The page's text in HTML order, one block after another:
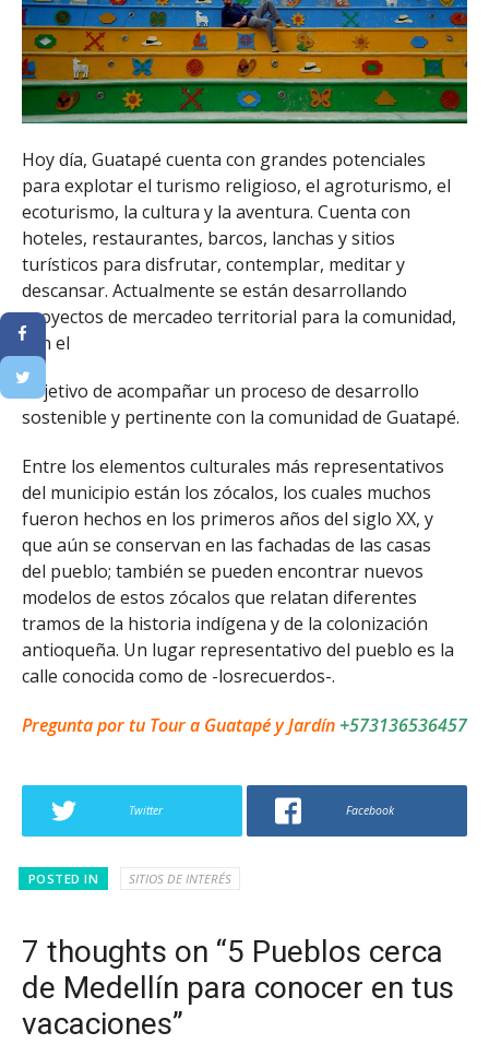
Hoy día, Guatapé cuenta con grandes potenciales
para explotar el turismo religioso, el agroturismo, el
ecoturismo, la cultura y la aventura. Cuenta con
hoteles, restaurantes, barcos, lanchas y sitios
turísticos para disfrutar, contemplar, meditar y
descansar. Actualmente se están desarrollando
proyectos de mercadeo territorial para la comunidad,
con el
objetivo de acompañar un proceso de desarrollo
sostenible y pertinente con la comunidad de Guatapé.
Entre los elementos culturales más representativos
del municipio están los zócalos, los cuales muchos
fueron hechos en los primeros años del siglo XX, y
que aún se conservan en las fachadas de las casas
del pueblo; también se pueden encontrar nuevos
modelos de estos zócalos que relatan diferentes
tramos de la historia indígena y de la colonización
antioqueña. Un lugar representativo del pueblo es la
calle conocida como de -losrecuerdos-.
Pregunta por tu Tour a Guatapé y Jardín +573136536457
Twitter Facebook
POSTED IN SITIOS DE INTERÉS
7 thoughts on “5 Pueblos cerca
de Medellín para conocer en tus
vacaciones”